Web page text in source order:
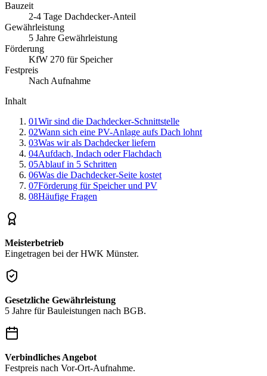
Bauzeit
2-4 Tage Dachdecker-Anteil
Gewährleistung
5 Jahre Gewährleistung
Förderung
KfW 270 für Speicher
Festpreis
Nach Aufnahme
Inhalt
01Wir sind die Dachdecker-Schnittstelle
02Wann sich eine PV-Anlage aufs Dach lohnt
03Was wir als Dachdecker liefern
04Aufdach, Indach oder Flachdach
05Ablauf in 5 Schritten
06Was die Dachdecker-Seite kostet
07Förderung für Speicher und PV
08Häufige Fragen
Meisterbetrieb
Eingetragen bei der HWK Münster.
Gesetzliche Gewährleistung
5 Jahre für Bauleistungen nach BGB.
Verbindliches Angebot
Festpreis nach Vor-Ort-Aufnahme.